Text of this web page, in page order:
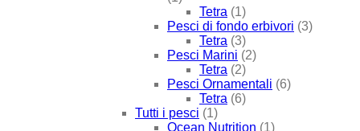
Tetra (1)
Pesci di fondo erbivori (3)
Tetra (3)
Pesci Marini (2)
Tetra (2)
Pesci Ornamentali (6)
Tetra (6)
Tutti i pesci (1)
Ocean Nutrition (1)